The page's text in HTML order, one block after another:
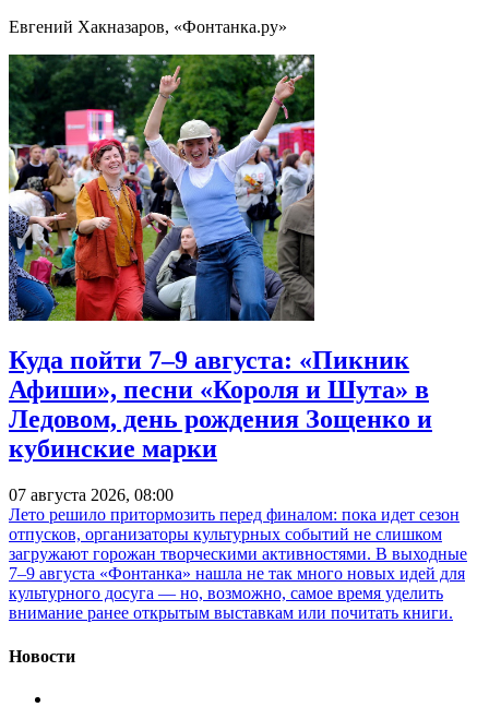
Евгений Хакназаров, «Фонтанка.ру»
Куда пойти 7–9 августа: «Пикник
Афиши», песни «Короля и Шута» в
Ледовом, день рождения Зощенко и
кубинские марки
07 августа 2026, 08:00
Лето решило притормозить перед финалом: пока идет сезон
отпусков, организаторы культурных событий не слишком
загружают горожан творческими активностями. В выходные
7–9 августа «Фонтанка» нашла не так много новых идей для
культурного досуга — но, возможно, самое время уделить
внимание ранее открытым выставкам или почитать книги.
Новости